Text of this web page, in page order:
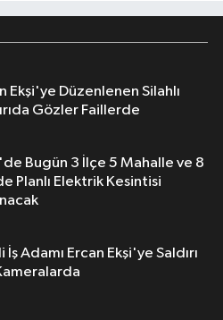
Düzenlenen Silahlı
Gözler Faillerde
Bugün 3 İlçe 5 Mahalle ve 8
Planlı Elektrik Kesintisi
İş Adamı Ercan Ekşi'ye Saldırı